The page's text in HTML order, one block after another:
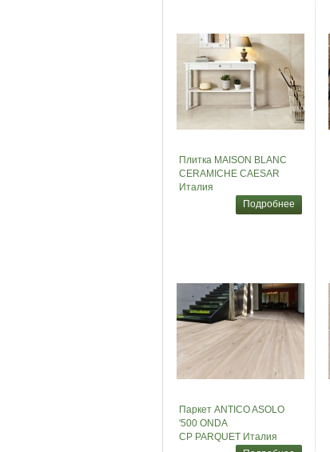
Плитка MAISON BLANC
CERAMICHE CAESAR
Италия
Подробнее
Паркет ANTICO ASOLO
'500 ONDA
CP PARQUET Италия